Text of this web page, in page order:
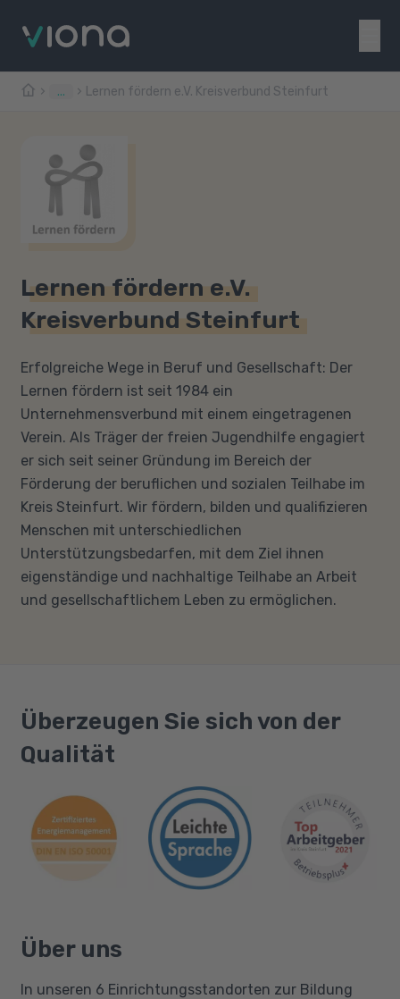
... Lernen fördern e.V. Kreisverbund Steinfurt
Lernen fördern e.V.
Kreisverbund Steinfurt
Erfolgreiche Wege in Beruf und Gesellschaft: Der
Lernen fördern ist seit 1984 ein
Unternehmensverbund mit einem eingetragenen
Verein. Als Träger der freien Jugendhilfe engagiert
er sich seit seiner Gründung im Bereich der
Förderung der beruflichen und sozialen Teilhabe im
Kreis Steinfurt. Wir fördern, bilden und qualifizieren
Menschen mit unterschiedlichen
Unterstützungsbedarfen, mit dem Ziel ihnen
eigenständige und nachhaltige Teilhabe an Arbeit
und gesellschaftlichem Leben zu ermöglichen.
Überzeugen Sie sich von der
Qualität
Über uns
In unseren 6 Einrichtungsstandorten zur Bildung